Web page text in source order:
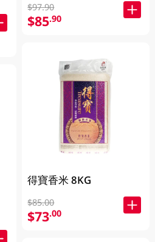
$97.90
$85.90
得寶香米 8KG
$85.00
$73.00